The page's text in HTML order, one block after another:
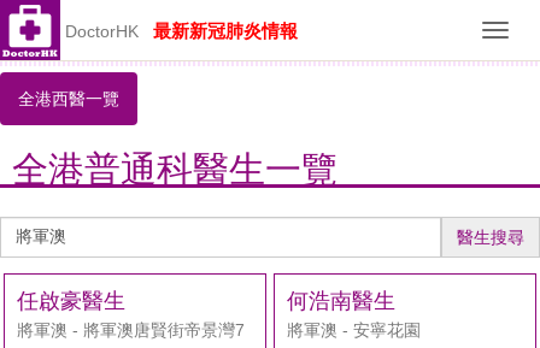
DoctorHK 最新新冠肺炎情報
全港西醫一覽
全港普通科醫生一覽
生
醫生搜尋
任啟豪醫生
將軍澳 - 將軍澳唐賢街帝景灣7
何浩南醫生
將軍澳 - 安寧花園